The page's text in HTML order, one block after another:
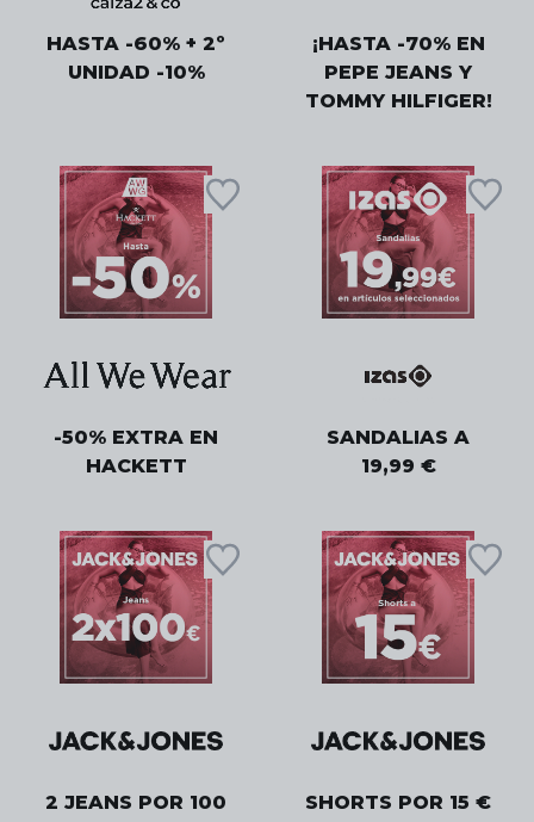
HASTA -60% + 2º
UNIDAD -10%
¡HASTA -70% EN
PEPE JEANS Y
TOMMY HILFIGER!
-50% EXTRA EN
HACKETT
SANDALIAS A
19,99 €
2 JEANS POR 100
SHORTS POR 15 €